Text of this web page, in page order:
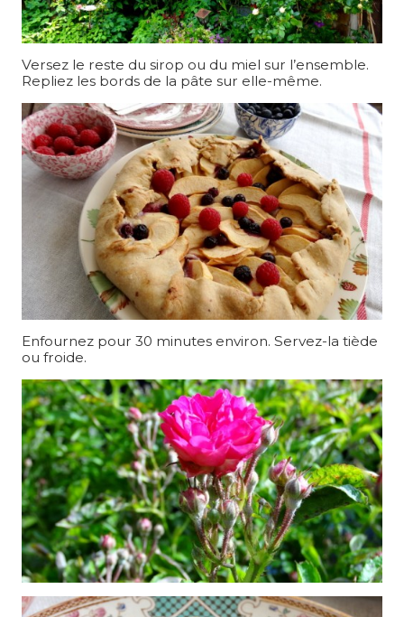
Versez le reste du sirop ou du miel sur l’ensemble.
Repliez les bords de la pâte sur elle-même.
Enfournez pour 30 minutes environ. Servez-la tiède
ou froide.